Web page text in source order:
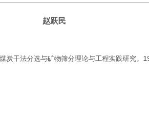
赵跃民
干法分选与矿物筛分理论与工程实践研究。